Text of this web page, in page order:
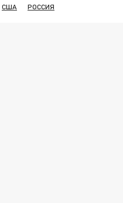
США РОССИЯ